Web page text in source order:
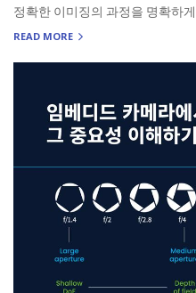
정확한 이미징의 과정을 명확하
READ MORE